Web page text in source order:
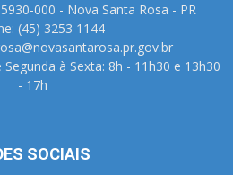
000 - Nova Santa Rosa - PR
(45) 3253 1144
à Sexta: 8h - 11h30 e 13h30
- 17h
SOCIAIS